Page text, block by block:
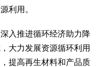
利用。
推进循环经济助力降
大力发展资源循环利用
提高再生材料和产品质